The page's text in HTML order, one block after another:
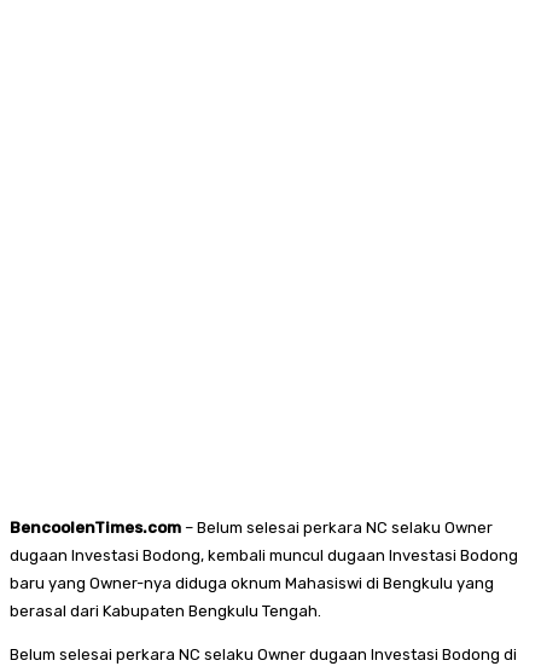
BencoolenTimes.com – Belum selesai perkara NC selaku Owner
dugaan Investasi Bodong, kembali muncul dugaan Investasi Bodong
baru yang Owner-nya diduga oknum Mahasiswi di Bengkulu yang
berasal dari Kabupaten Bengkulu Tengah.
Belum selesai perkara NC selaku Owner dugaan Investasi Bodong di